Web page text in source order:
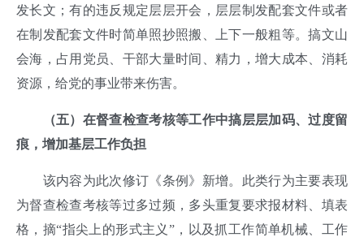
发长文；有的违反规定层层开会，层层制发配套文件或者
在制发配套文件时简单照抄照搬、上下一般粗等。搞文山
会海，占用党员、干部大量时间、精力，增大成本、消耗
资源，给党的事业带来伤害。
（五）在督查检查考核等工作中搞层层加码、过度留
痕，增加基层工作负担
该内容为此次修订《条例》新增。此类行为主要表现
为督查检查考核等过多过频，多头重复要求报材料、填表
格，摘“指尖上的形式主义”，以及抓工作简单机械、工作